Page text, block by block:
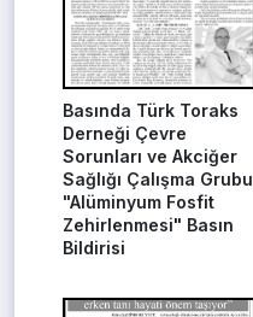
Basında Türk Toraks
Derneği Çevre
Sorunları ve Akciğer
Sağlığı Çalışma Grubu
"Alüminyum Fosfit
Zehirlenmesi" Basın
Bildirisi